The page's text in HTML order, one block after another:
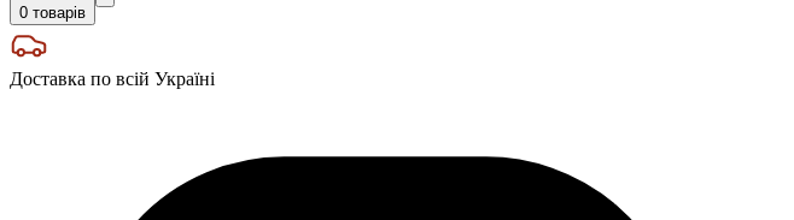
0 товарів
Доставка по всій Україні